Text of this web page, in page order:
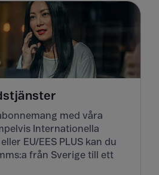
med våra
Internationella
EU/EES PLUS kan du
från Sverige till ett